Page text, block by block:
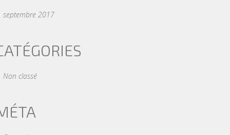
septembre 2017
Non classé